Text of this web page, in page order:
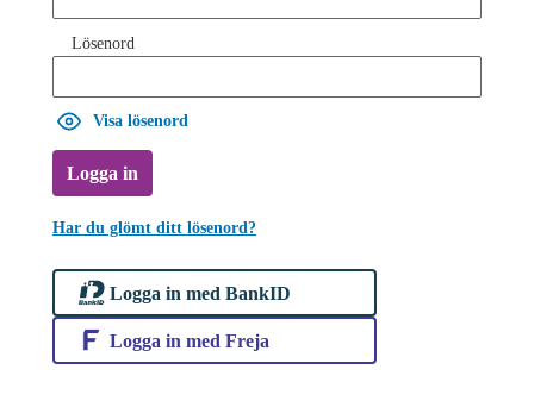
Lösenord
Visa lösenord
Logga in
Har du glömt ditt lösenord?
Logga in med BankID
Logga in med Freja